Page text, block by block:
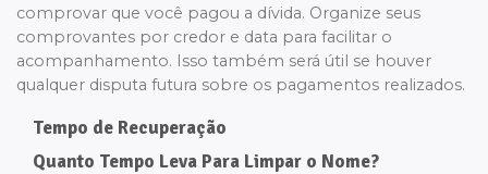
comprovar que você pagou a dívida. Organize seus
comprovantes por credor e data para facilitar o
acompanhamento. Isso também será útil se houver
qualquer disputa futura sobre os pagamentos realizados.
Tempo de Recuperação
Quanto Tempo Leva Para Limpar o Nome?